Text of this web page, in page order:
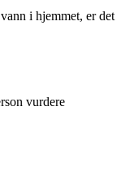
i hjemmet, er det
vurdere